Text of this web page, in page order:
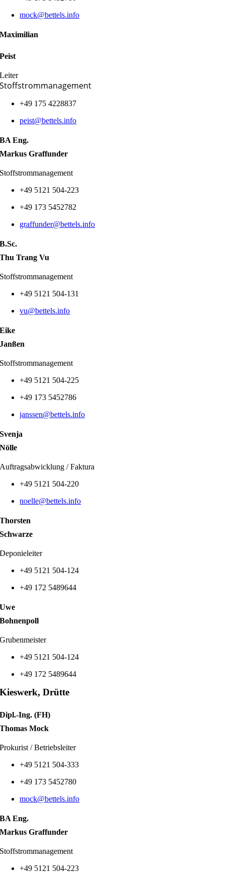
mock@bettels.info
Maximilian
Peist
Leiter
Stoffstrommanagement
+49 175 4228837
peist@bettels.info
BA Eng.
Markus Graffunder
Stoffstrommanagement
+49 5121 504-223
+49 173 5452782
graffunder@bettels.info
B.Sc.
Thu Trang Vu
Stoffstrommanagement
+49 5121 504-131
vu@bettels.info
Eike
Janßen
Stoffstrommanagement
+49 5121 504-225
+49 173 5452786
janssen@bettels.info
Svenja
Nölle
Auftragsabwicklung / Faktura
+49 5121 504-220
noelle@bettels.info
Thorsten
Schwarze
Deponieleiter
+49 5121 504-124
+49 172 5489644
Uwe
Bohnenpoll
Grubenmeister
+49 5121 504-124
+49 172 5489644
Kieswerk, Drütte
Dipl.-Ing. (FH)
Thomas Mock
Prokurist / Betriebsleiter
+49 5121 504-333
+49 173 5452780
mock@bettels.info
BA Eng.
Markus Graffunder
Stoffstrommanagement
+49 5121 504-223